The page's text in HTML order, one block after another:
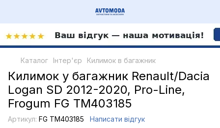
Каталог Інтер'єр Килимок в багажник
Килимок у багажник Renault/Dacia
Logan SD 2012-2020, Pro-Line,
Frogum FG TM403185
Артикул: FG TM403185 Написати відгук